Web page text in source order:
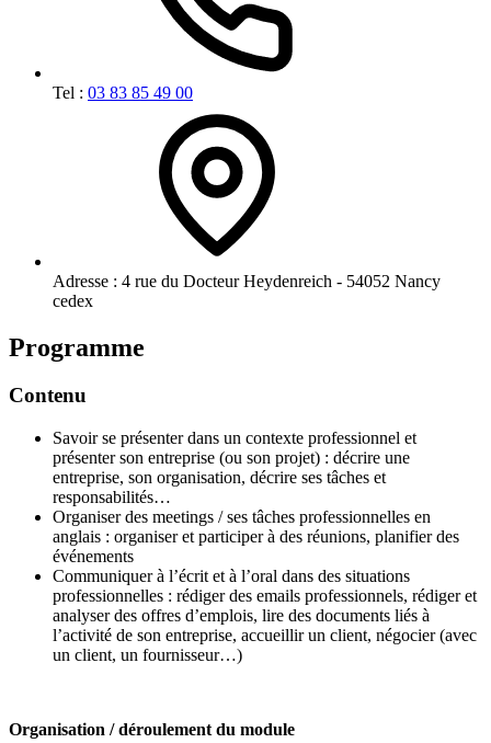
Tel : 03 83 85 49 00
Adresse : 4 rue du Docteur Heydenreich - 54052 Nancy
cedex
Programme
Contenu
Savoir se présenter dans un contexte professionnel et
présenter son entreprise (ou son projet) : décrire une
entreprise, son organisation, décrire ses tâches et
responsabilités…
Organiser des meetings / ses tâches professionnelles en
anglais : organiser et participer à des réunions, planifier des
événements
Communiquer à l’écrit et à l’oral dans des situations
professionnelles : rédiger des emails professionnels, rédiger et
analyser des offres d’emplois, lire des documents liés à
l’activité de son entreprise, accueillir un client, négocier (avec
un client, un fournisseur…)
Organisation / déroulement du module